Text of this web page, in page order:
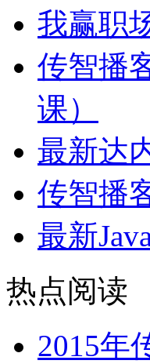
我赢职
传智播
课）
最新达
传智播
最新
热点阅读
2015年